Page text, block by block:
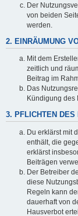
Der
von beiden
werden.
2. EINRÄUMUNG
Mit dem
zeitlich und
Beitrag im
Das
Kündigung des
3. PFLICHTEN DES
Du erklärst mit
enthält, die
erklärst
Beiträgen
Der Betreiber
diese
Regeln kann
dauerhaft von
Hausverbot